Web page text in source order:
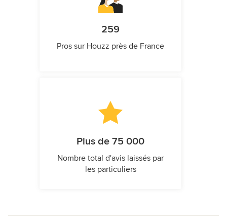
259
Pros sur Houzz près de France
Plus de 75 000
Nombre total d'avis laissés par
les particuliers